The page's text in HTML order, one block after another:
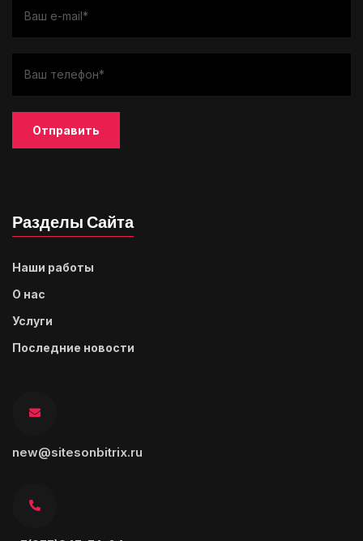
Разделы Сайта
Наши работы
О нас
Услуги
Последние новости
new@sitesonbitrix.ru